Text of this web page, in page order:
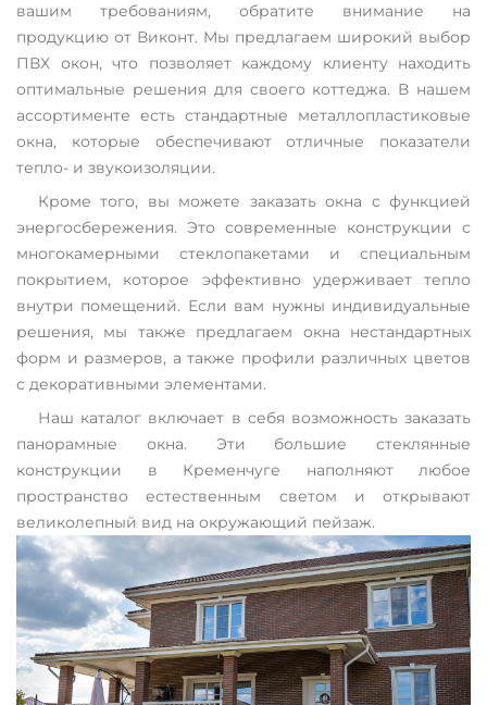
вашим требованиям, обратите внимание на
продукцию от Виконт. Мы предлагаем широкий выбор
ПВХ окон, что позволяет каждому клиенту находить
оптимальные решения для своего коттеджа. В нашем
ассортименте есть стандартные металлопластиковые
окна, которые обеспечивают отличные показатели
тепло- и звукоизоляции.
Кроме того, вы можете заказать окна с функцией
энергосбережения. Это современные конструкции с
многокамерными стеклопакетами и специальным
покрытием, которое эффективно удерживает тепло
внутри помещений. Если вам нужны индивидуальные
решения, мы также предлагаем окна нестандартных
форм и размеров, а также профили различных цветов
с декоративными элементами.
Наш каталог включает в себя возможность заказать
панорамные окна. Эти большие стеклянные
конструкции в Кременчуге наполняют любое
пространство естественным светом и открывают
великолепный вид на окружающий пейзаж.